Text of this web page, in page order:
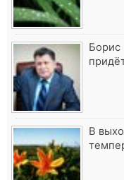
Борис
В